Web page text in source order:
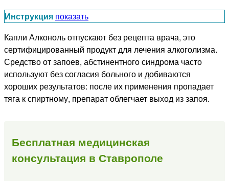
Инструкция показать
Капли Алконоль отпускают без рецепта врача, это
сертифицированный продукт для лечения алкоголизма.
Средство от запоев, абстинентного синдрома часто
используют без согласия больного и добиваются
хороших результатов: после их применения пропадает
тяга к спиртному, препарат облегчает выход из запоя.
Бесплатная медицинская
консультация в Ставрополе